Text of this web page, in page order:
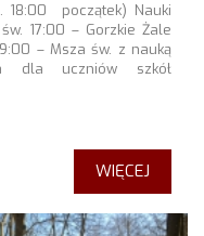
18:00 początek) Nauki
17:00 – Gorzkie Żale
– Msza św. z nauką
dla uczniów szkół
WIĘCEJ